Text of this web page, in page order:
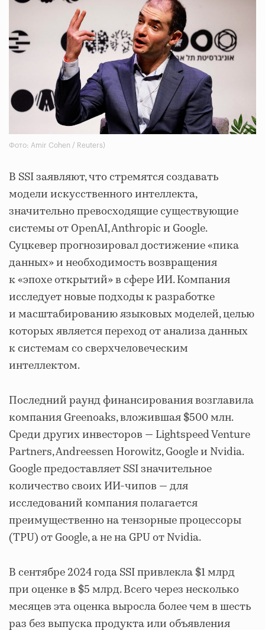
Фото: Amir Cohen / Reuters)
В SSI заявляют, что стремятся создавать
модели искусственного интеллекта,
значительно превосходящие существующие
системы от OpenAI, Anthropic и Google.
Суцкевер прогнозировал достижение «пика
данных» и необходимость возвращения
к «эпохе открытий» в сфере ИИ. Компания
исследует новые подходы к разработке
и масштабированию языковых моделей, целью
которых является переход от анализа данных
к системам со сверхчеловеческим
интеллектом.
Последний раунд финансирования возглавила
компания Greenoaks, вложившая $500 млн.
Среди других инвесторов — Lightspeed Venture
Partners, Andreessen Horowitz, Google и Nvidia.
Google предоставляет SSI значительное
количество своих ИИ-чипов — для
исследований компания полагается
преимущественно на тензорные процессоры
(TPU) от Google, а не на GPU от Nvidia.
В сентябре 2024 года SSI привлекла $1 млрд
при оценке в $5 млрд. Всего через несколько
месяцев эта оценка выросла более чем в шесть
раз без выпуска продукта или объявления